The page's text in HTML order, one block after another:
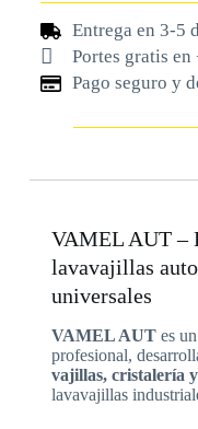
Entrega en 3-5
Portes gratis
Pago seguro y
VAMEL AUT –
lavavajillas
universales
VAMEL AUTes un
profesional,
vajillas, cristalería
lavavajillas